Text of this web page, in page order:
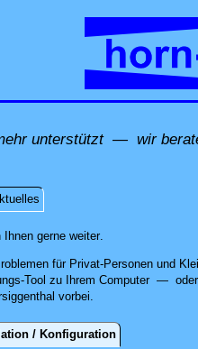
unterstützt — wir
gerne weiterdirekt an Ihrem
.
für Privat-Personen und
Tool zu Ihrem Computer —
vorbei.
/ Konfiguration